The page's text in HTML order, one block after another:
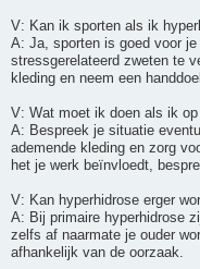
V: Kan ik sporten als ik
A: Ja, sporten is goed voor
stressgerelateerd zweten te
kleding en neem een
V: Wat moet ik doen als ik
A: Bespreek je situatie
ademende kleding en zorg
het je werk beïnvloedt,
V: Kan hyperhidrose erger
A: Bij primaire hyperhidrose
zelfs af naarmate je ouder
afhankelijk van de oorzaak.